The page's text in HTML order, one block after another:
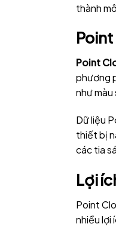
thành
Point
phương
như
Dữ liệu
thiết bị
các tia
Lợi
Point
nhiều lợi